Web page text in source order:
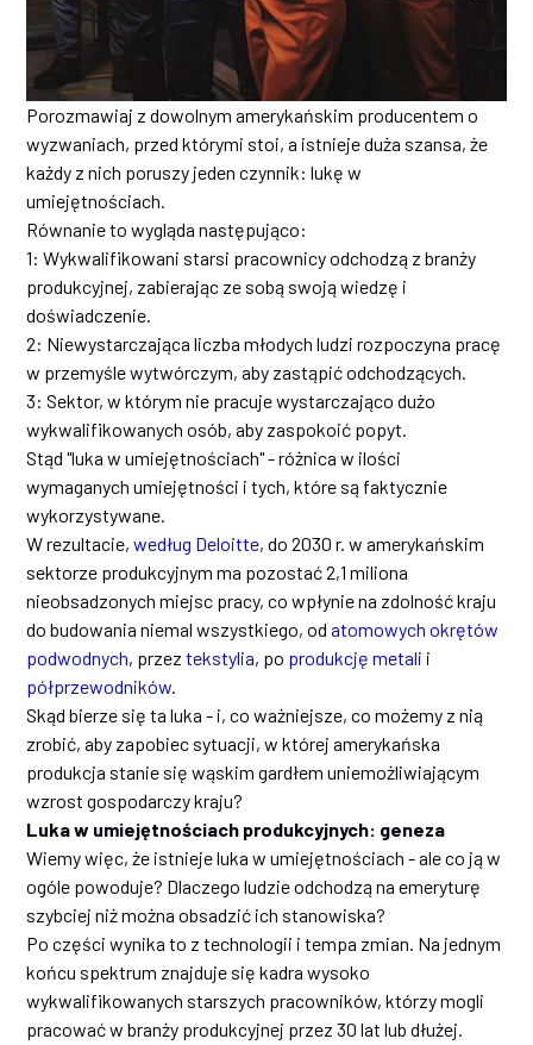
Porozmawiaj z dowolnym amerykańskim producentem o
wyzwaniach, przed którymi stoi, a istnieje duża szansa, że
każdy z nich poruszy jeden czynnik: lukę w
umiejętnościach.
Równanie to wygląda następująco:
1: Wykwalifikowani starsi pracownicy odchodzą z branży
produkcyjnej, zabierając ze sobą swoją wiedzę i
doświadczenie.
2: Niewystarczająca liczba młodych ludzi rozpoczyna pracę
w przemyśle wytwórczym, aby zastąpić odchodzących.
3: Sektor, w którym nie pracuje wystarczająco dużo
wykwalifikowanych osób, aby zaspokoić popyt.
Stąd "luka w umiejętnościach" - różnica w ilości
wymaganych umiejętności i tych, które są faktycznie
wykorzystywane.
W rezultacie,według Deloitte, do 2030 r. w amerykańskim
sektorze produkcyjnym ma pozostać 2,1 miliona
nieobsadzonych miejsc pracy, co wpłynie na zdolność kraju
do budowania niemal wszystkiego, odatomowych okrętów
podwodnych, przeztekstylia, po produkcję metali i
półprzewodników.
Skąd bierze się ta luka - i, co ważniejsze, co możemy z nią
zrobić, aby zapobiec sytuacji, w której amerykańska
produkcja stanie się wąskim gardłem uniemożliwiającym
wzrost gospodarczy kraju?
Luka w umiejętnościach produkcyjnych: geneza
Wiemy więc, że istnieje luka w umiejętnościach - ale co ją w
ogóle powoduje? Dlaczego ludzie odchodzą na emeryturę
szybciej niż można obsadzić ich stanowiska?
Po części wynika to z technologii i tempa zmian. Na jednym
końcu spektrum znajduje się kadra wysoko
wykwalifikowanych starszych pracowników, którzy mogli
pracować w branży produkcyjnej przez 30 lat lub dłużej.